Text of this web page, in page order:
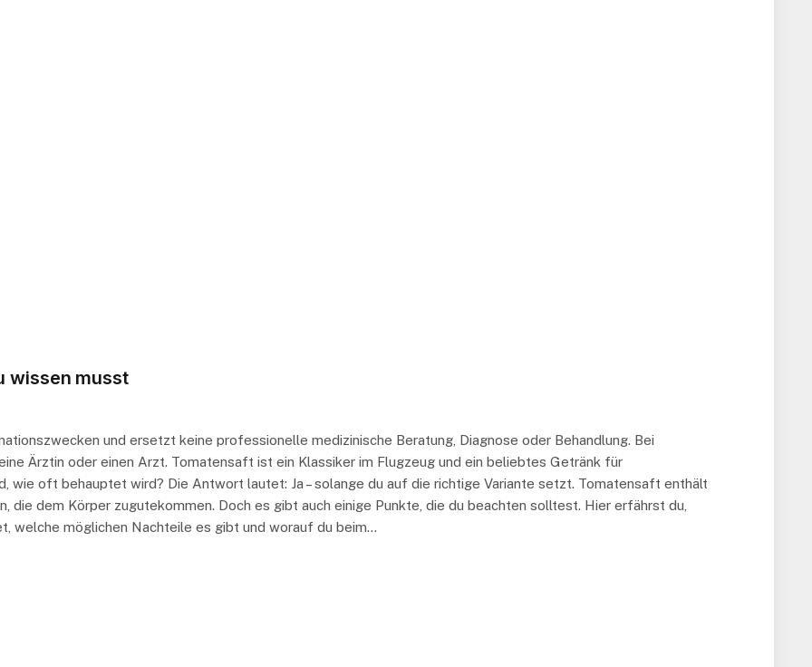
wissen musst
und ersetzt keine professionelle medizinische Beratung, Diagnose oder Behandlung. Bei
Ärztin oder einen Arzt. Tomatensaft ist ein Klassiker im Flugzeug und ein beliebtes Getränk für
wie oft behauptet wird? Die Antwort lautet: Ja – solange du auf die richtige Variante setzt. Tomatensaft enthält
die dem Körper zugutekommen. Doch es gibt auch einige Punkte, die du beachten solltest. Hier erfährst du,
welche möglichen Nachteile es gibt und worauf du beim…